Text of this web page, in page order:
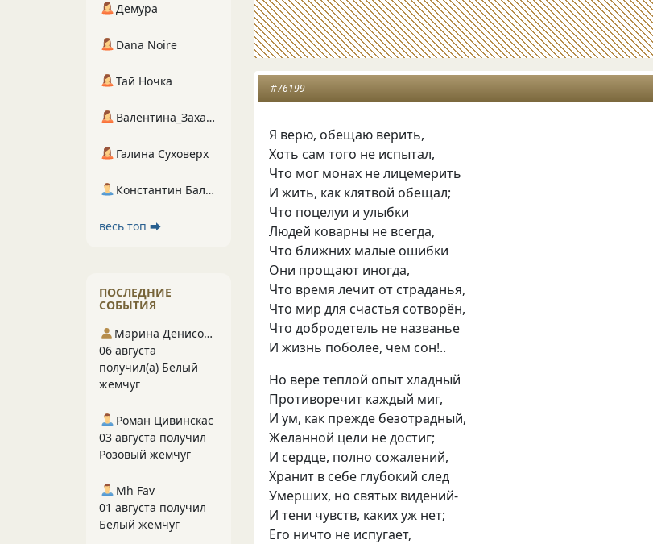
#76199
Я верю, обещаю верить,
Хоть сам того не испытал,
Что мог монах не лицемерить
И жить, как клятвой обещал;
Что поцелуи и улыбки
Людей коварны не всегда,
Что ближних малые ошибки
Они прощают иногда,
Что время лечит от страданья,
Что мир для счастья сотворён,
Что добродетель не названье
И жизнь поболее, чем сон!..
Но вере теплой опыт хладный
Противоречит каждый миг,
И ум, как прежде безотрадный,
Желанной цели не достиг;
И сердце, полно сожалений,
Хранит в себе глубокий след
Умерших, но святых видений-
И тени чувств, каких уж нет;
Его ничто не испугает,
Демура
Dana Noire
Тай Ночка
Валентина_Захарова
Галина Суховерх
Константин Балухта
весь топ ⮕
ПОСЛЕДНИЕ
СОБЫТИЯ
Марина Денисова 5
06 августа
получил(а) Белый
жемчуг
Роман Цивинскас
03 августа получил
Розовый жемчуг
Mh Fav
01 августа получил
Белый жемчуг